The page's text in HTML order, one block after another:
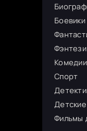
Боевики
Фэнтези
Комедии
Спорт
Фильмы